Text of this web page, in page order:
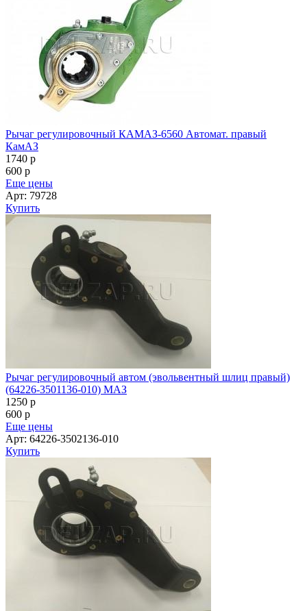
Рычаг регулировочный КАМАЗ-6560 Автомат. правый
КамАЗ
1740 p
600 p
Еще цены
Арт: 79728
Купить
Рычаг регулировочный автом (эвольвентный шлиц правый)
(64226-3501136-010) МАЗ
1250 p
600 p
Еще цены
Арт: 64226-3502136-010
Купить